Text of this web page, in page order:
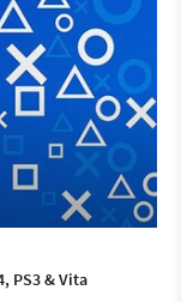
PS3 & Vita